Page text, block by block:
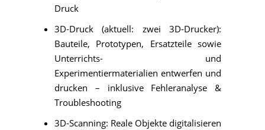
Druck
3D-Druck (aktuell: zwei 3D-Drucker):
Bauteile, Prototypen, Ersatzteile sowie
Unterrichts- und
Experimentiermaterialien entwerfen und
drucken – inklusive Fehleranalyse &
Troubleshooting
3D-Scanning: Reale Objekte digitalisieren